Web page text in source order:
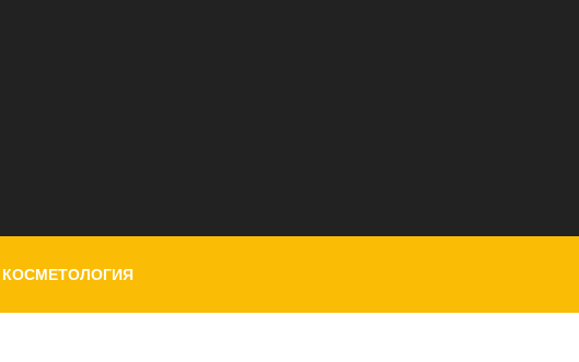
КОСМЕТОЛОГИЯ